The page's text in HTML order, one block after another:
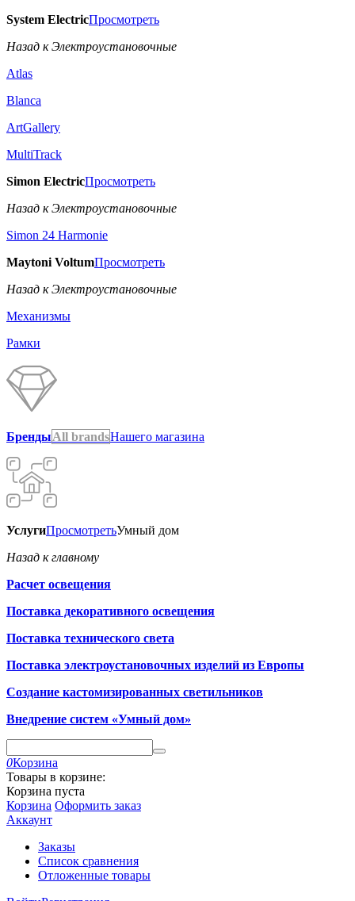
System ElectricПросмотреть
Назад к Электроустановочные
Atlas
Blanca
ArtGallery
MultiTrack
Simon ElectricПросмотреть
Назад к Электроустановочные
Simon 24 Harmonie
Maytoni VoltumПросмотреть
Назад к Электроустановочные
Механизмы
Рамки
БрендыAll brandsНашего магазина
УслугиПросмотретьУмный дом
Назад к главному
Расчет освещения
Поставка декоративного освещения
Поставка технического света
Поставка электроустановочных изделий из Европы
Создание кастомизированных светильников
Внедрение систем «Умный дом»
0Корзина
Товары в корзине:
Корзина пуста
Корзина Оформить заказ
Аккаунт
Заказы
Список сравнения
Отложенные товары